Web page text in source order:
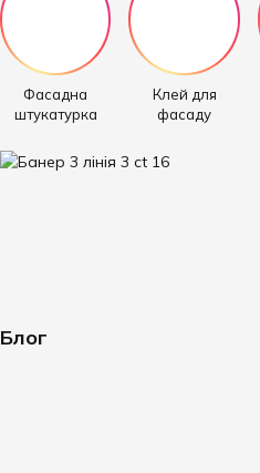
Фасадна
штукатурка
Клей для
фасаду
Блог